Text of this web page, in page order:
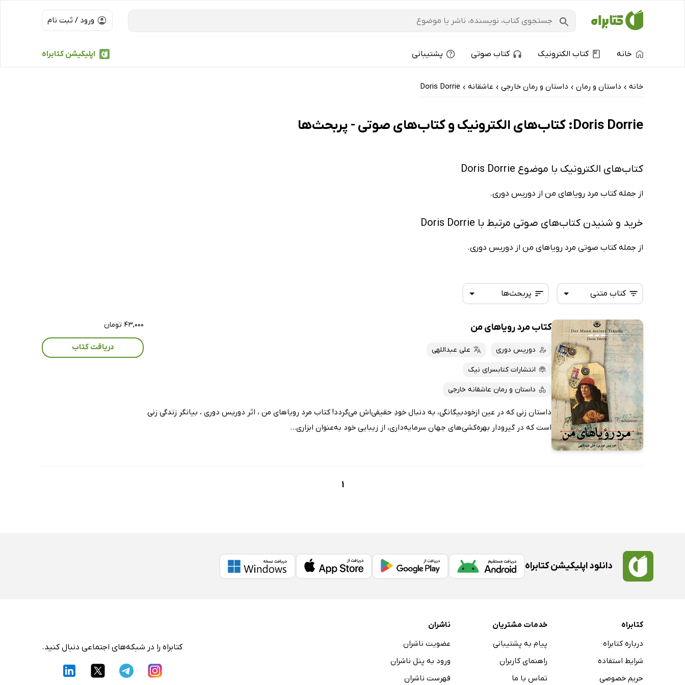
ورود / ثبت نام
اپلیکیشن کتابراه خانه کتاب الکترونیک کتاب صوتی پشتیبانی
خانه › داستان و رمان › داستان و رمان خارجی › عاشقانه ›
Doris Dorrie
Doris Dorrie: کتاب‌های الکترونیک و کتاب‌های صوتی - پربحث‌ها
کتاب‌های الکترونیک با موضوع Doris Dorrie
از جمله کتاب مرد رویاهای من از دوریس دوری.
خرید و شنیدن کتاب‌های صوتی مرتبط با Doris Dorrie
از جمله کتاب صوتی مرد رویاهای من از دوریس دوری.
پربحث‌ها
تازه‌ها
داغ‌ترین‌ها
پرفروش‌ها
پربحث‌ها
کتاب متنی
همه کتاب‌ها
کتاب‌های صوتی
کتاب‌های متنی
کتاب مرد رویاهای من
دوریس دوری علی عبداللهی
انتشارات کتابسرای نیک
داستان و رمان عاشقانه خارجی
داستان زنی که در عین ازخودبیگانگی، به دنبال خودِ حقیقی‌اش می‌گردد! کتاب مرد رویاهای من ، اثر دوریس دوری ، بیانگر زندگی زنی
است که در گیرودار بهره‌کشی‌های جهان سرمایه‌داری، از زیبایی خود به‌عنوان ابزاری...
۴۳,۰۰۰ تومان
دریافت کتاب
1
دانلود اپلیکیشن کتابراه
کتابراه
درباره کتابراه
شرایط استفاده
حریم خصوصی
خدمات مشتریان
پیام به پشتیبانی
راهنمای کاربران
تماس با ما
ناشران
عضویت ناشران
ورود به پنل ناشران
فهرست ناشران
کتابراه را در شبکه‌های اجتماعی دنبال کنید.